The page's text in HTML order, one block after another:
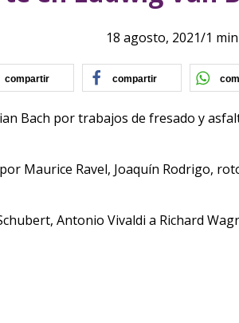
18 agosto, 2021/1
compartir (se abre en nueva ventana)
compartir (se abre
Bach por trabajos de fresado y
Maurice Ravel, Joaquín Rodrigo,
Antonio Vivaldi a Richard